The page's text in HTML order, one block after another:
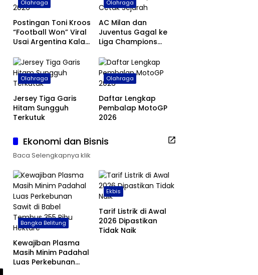
Olahraga
Postingan Toni Kroos
“Football Won” Viral
Usai Argentina Kalah
Olahraga
AC Milan dan
Juventus Gagal ke
Liga Champions
Cetak Sejarah
Olahraga
Jersey Tiga Garis
Hitam Sungguh
Terkutuk
Olahraga
Daftar Lengkap
Pembalap MotoGP
2026
Ekonomi dan Bisnis
Baca Selengkapnya klik
Bangka Belitung
Kewajiban Plasma
Masih Minim Padahal
Luas Perkebunan
Ekbis
Tarif Listrik di Awal
2026 Dipastikan
Tidak Naik